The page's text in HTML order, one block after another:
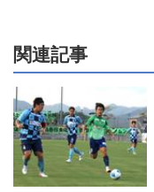
関連記事